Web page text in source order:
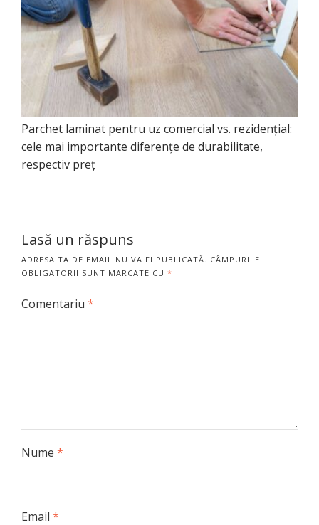
Parchet laminat pentru uz comercial vs. rezidențial:
cele mai importante diferențe de durabilitate,
respectiv preț
Lasă un răspuns
ADRESA TA DE EMAIL NU VA FI PUBLICATĂ.
CÂMPURILE
OBLIGATORII SUNT MARCATE CU *
Comentariu *
Nume *
Email *